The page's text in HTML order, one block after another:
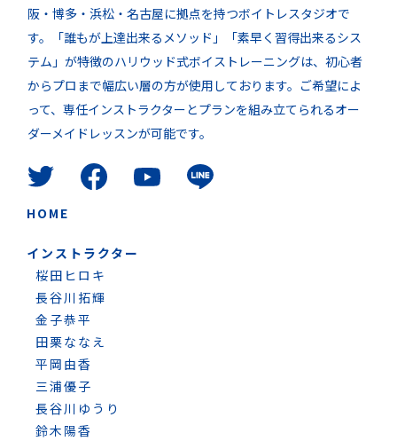
阪・博多・浜松・名古屋に拠点を持つボイトレスタジオで
す。「誰もが上達出来るメソッド」「素早く習得出来るシス
テム」が特徴のハリウッド式ボイストレーニングは、初心者
からプロまで幅広い層の方が使用しております。ご希望によ
って、専任インストラクターとプランを組み立てられるオー
ダーメイドレッスンが可能です。
HOME
インストラクター
桜田ヒロキ
長谷川拓輝
金子恭平
田栗ななえ
平岡由香
三浦優子
長谷川ゆうり
鈴木陽香